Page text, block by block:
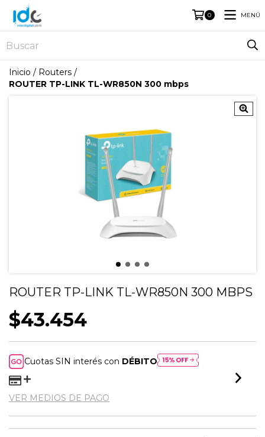
0 MENÚ
Inicio / Routers /
ROUTER TP-LINK TL-WR850N 300 mbps
ROUTER TP-LINK TL-WR850N 300 MBPS
$43.454
Cuotas SIN interés con DÉBITO
VER MEDIOS DE PAGO